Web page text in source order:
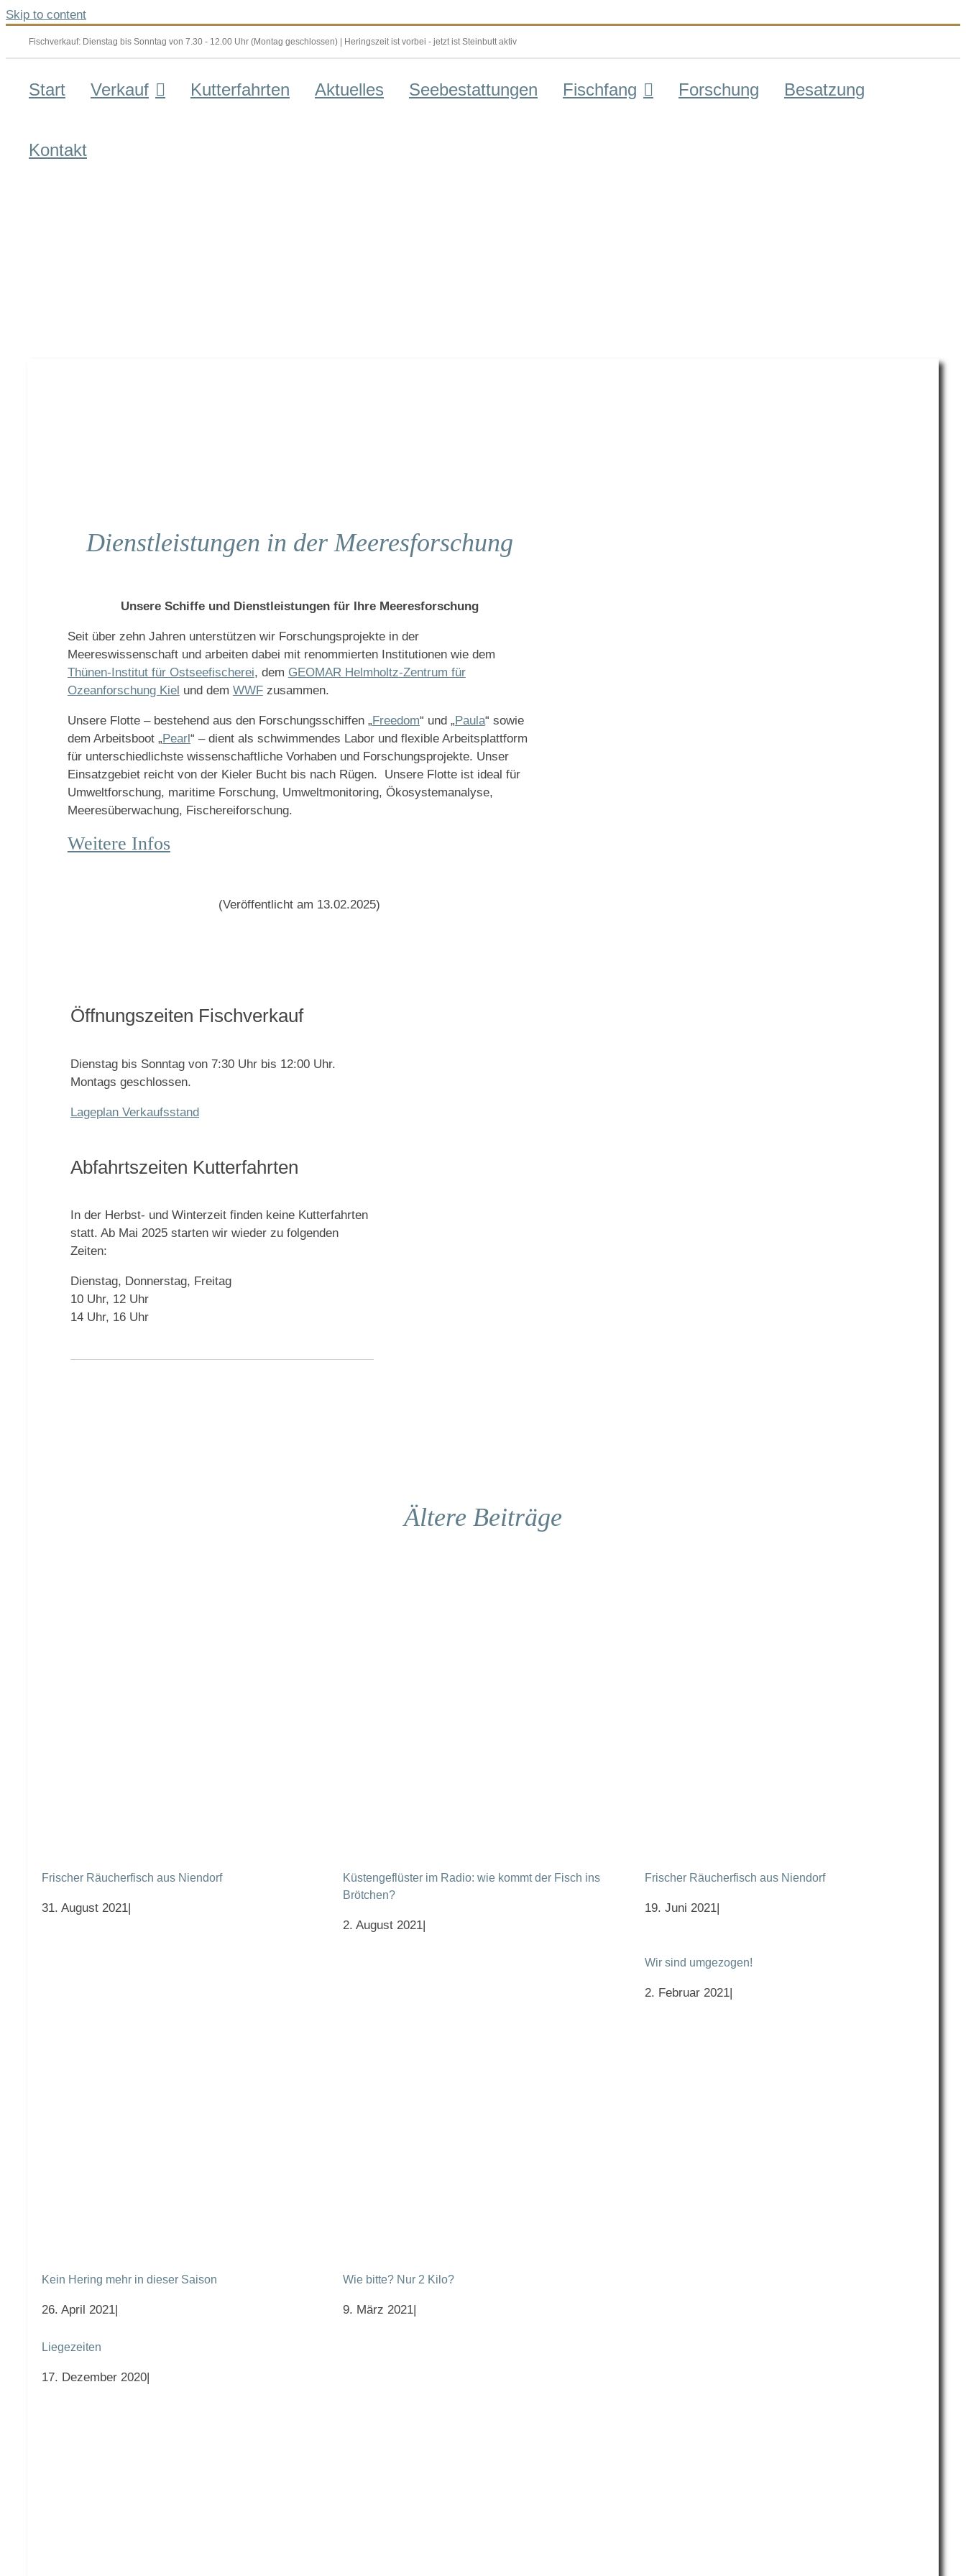
Skip to content
Fischverkauf: Dienstag bis Sonntag von 7.30 - 12.00 Uhr (Montag geschlossen) | Heringszeit ist vorbei - jetzt ist Steinbutt aktiv
Start Verkauf Kutterfahrten Aktuelles Seebestattungen Fischfang Forschung Besatzung
Kontakt
Dienstleistungen in derMeeresforschung
Unsere Schiffe und Dienstleistungen für Ihre Meeresforschung
Seit über zehn Jahren unterstützen wir Forschungsprojekte in der
Meereswissenschaft und arbeiten dabei mit renommierten Institutionen wie dem
Thünen-Institut für Ostseefischerei, dem GEOMAR Helmholtz-Zentrum für
Ozeanforschung Kiel und dem WWFzusammen.
Unsere Flotte – bestehend aus den Forschungsschiffen „Freedom“ und „Paula“ sowie
dem Arbeitsboot „Pearl“ – dient als schwimmendes Labor und flexible Arbeitsplattform
für unterschiedlichste wissenschaftliche Vorhaben und Forschungsprojekte. Unser
Einsatzgebiet reicht von der Kieler Bucht bis nach Rügen. Unsere Flotte ist ideal für
Umweltforschung, maritime Forschung, Umweltmonitoring, Ökosystemanalyse,
Meeresüberwachung, Fischereiforschung.
Weitere Infos
(Veröffentlicht am 13.02.2025)
Öffnungszeiten Fischverkauf
Dienstag bis Sonntag von 7:30 Uhr bis 12:00 Uhr.
Montags geschlossen.
Lageplan Verkaufsstand
Abfahrtszeiten Kutterfahrten
In der Herbst- und Winterzeit finden keine Kutterfahrten
statt. Ab Mai 2025 starten wir wieder zu folgenden
Zeiten:
Dienstag, Donnerstag, Freitag
10 Uhr, 12 Uhr
14 Uhr, 16 Uhr
Ältere Beiträge
Frischer Räucherfisch aus Niendorf
31. August 2021
Küstengeflüster im Radio: wie kommt der Fisch ins
Brötchen?
2. August 2021
Frischer Räucherfisch aus Niendorf
19. Juni 2021|
Kein Hering mehr in dieser Saison
26. April 2021
Wie bitte? Nur 2 Kilo?
9. März 2021
Wir sind umgezogen!
2. Februar 2021|
Liegezeiten
17. Dezember 2020